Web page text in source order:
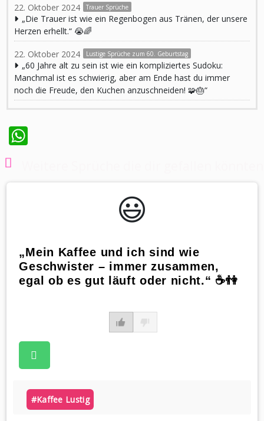
22. Oktober 2024 Trauer Sprüche
„Die Trauer ist wie ein Regenbogen aus Tränen, der unsere
Herzen erhellt.“ 😭🌈
22. Oktober 2024 Lustige Sprüche zum 60. Geburtstag
„60 Jahre alt zu sein ist wie ein kompliziertes Sudoku:
Manchmal ist es schwierig, aber am Ende hast du immer
noch die Freude, den Kuchen anzuschneiden! 🧩🎂“
😃️
„Mein Kaffee und ich sind wie
Geschwister – immer zusammen,
egal ob es gut läuft oder nicht.“ ☕️👫
#kaffee Lustig